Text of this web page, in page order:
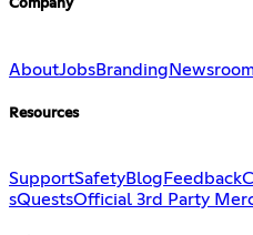
Company
AboutJobsBranding
Resources
SupportSafetyBlog Feedback
sQuestsOfficial 3rd Party